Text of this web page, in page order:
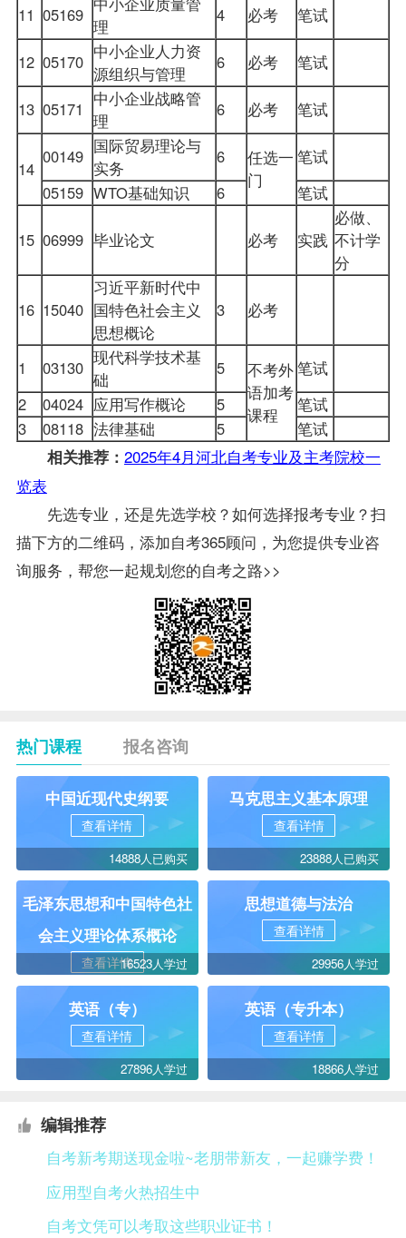
11 05169
理
4 必考 笔试
12 05170 中小企业人力资
源组织与管理
6 必考 笔试
13 05171
中小企业战略管
理
6 必考 笔试
14
00149 国际贸易理论与
实务
6
任选一
门
笔试
05159 WTO基础知识 6 笔试
15 06999 毕业论文 必考 实践
必做、
不计学
分
16 15040
习近平新时代中
国特色社会主义
思想概论
3 必考
1 03130 现代科学技术基
础
5
不考外
语加考
课程
笔试
2
04024 应用写作概论 5
笔试
3
08118 法律基础 5
笔试
相关推荐： 2025年4月河北自考专业及主考院校一
览表
先选专业，还是先选学校？如何选择报考专业？扫
描下方的二维码，添加自考365顾问，为您提供专业咨
询服务，帮您一起规划您的自考之路>>
热门课程 报名咨询
中国近现代史纲要
查看详情
14888人已购买
马克思主义基本原理
查看详情
23888人已购买
毛泽东思想和中国特色社
会主义理论体系概论
查看详情16523人学过
思想道德与法治
查看详情
29956人学过
英语（专）
查看详情
27896人学过
英语（专升本）
查看详情
18866人学过
编辑推荐
自考新考期送现金啦~老朋带新友，一起赚学费！
应用型自考火热招生中
自考文凭可以考取这些职业证书！